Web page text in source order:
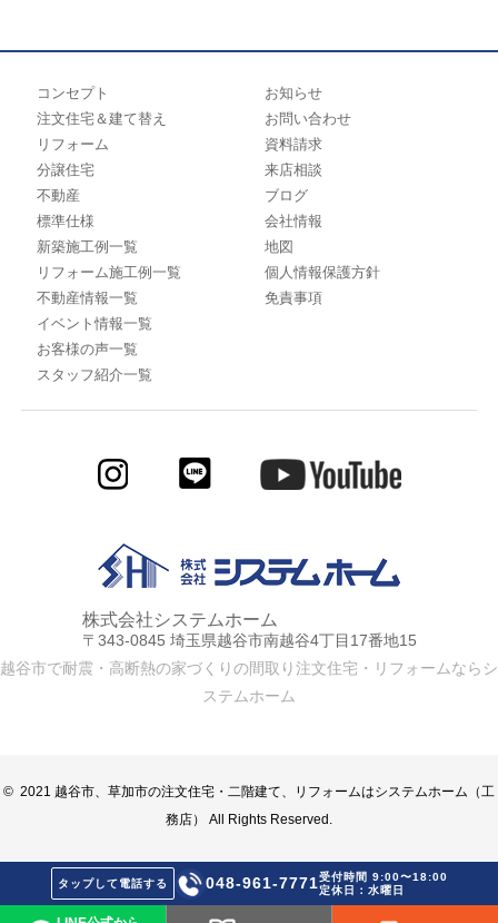
コンセプト
注文住宅＆建て替え
リフォーム
分譲住宅
不動産
標準仕様
新築施工例一覧
リフォーム施工例一覧
不動産情報一覧
イベント情報一覧
お客様の声一覧
スタッフ紹介一覧
お知らせ
お問い合わせ
資料請求
来店相談
ブログ
会社情報
地図
個人情報保護方針
免責事項
株式会社システムホーム
〒343-0845 埼玉県越谷市南越谷4丁目17番地15
越谷市で耐震・高断熱の家づくりの間取り注文住宅・リフォームならシ
ステムホーム
© 2021 越谷市、草加市の注文住宅・二階建て、リフォームはシステムホーム（工
務店） All Rights Reserved.
タップして電話する 048-961-7771受付時間 9:00〜18:00
定休日：水曜日